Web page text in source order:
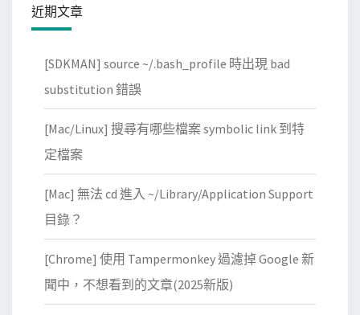
近期文章
[SDKMAN] source ~/.bash_profile 時出現 bad
substitution 錯誤
[Mac/Linux] 搜尋有哪些檔案 symbolic link 到特
定檔案
[Mac] 無法 cd 進入 ~/Library/Application Support
目錄？
[Chrome] 使用 Tampermonkey 過濾掉 Google 新
聞中，不想看到的文章(2025新版)